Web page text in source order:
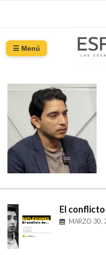
☰ Menú
El conflicto
MARZO 30,